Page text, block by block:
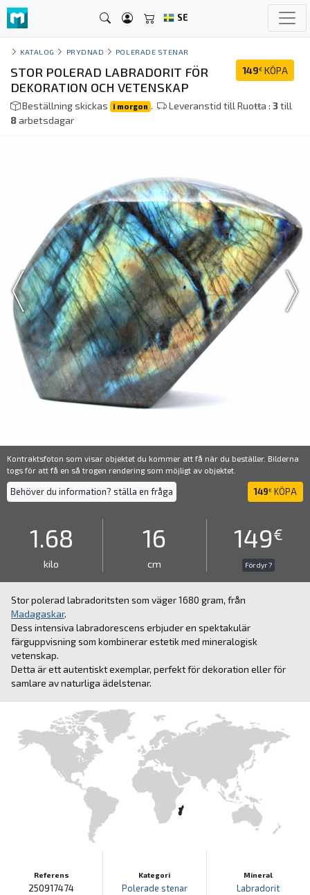
SE
KATALOG PRYDNAD POLERADE STENAR
149€ KÖPA
STOR POLERAD LABRADORIT FÖR
DEKORATION OCH VETENSKAP
Beställning skickas i morgon . Leveranstid till Ruoŧŧa :3till
8arbetsdagar
Kontraktsfoton som visar objektet du kommer att få när du beställer. Bilderna
togs för att få en så trogen rendering som möjligt av objektet.
Behöver du information? ställa en fråga 149€ KÖPA
1.68
kilo
16
cm
149€
För dyr ?
Stor polerad labradoritsten som väger 1680 gram, från
Madagaskar.
Dess intensiva labradorescens erbjuder en spektakulär
färguppvisning som kombinerar estetik med mineralogisk
vetenskap.
Detta är ett autentiskt exemplar, perfekt för dekoration eller för
samlare av naturliga ädelstenar.
Referens
250917474
Kategori
Polerade stenar
Mineral
Labradorit